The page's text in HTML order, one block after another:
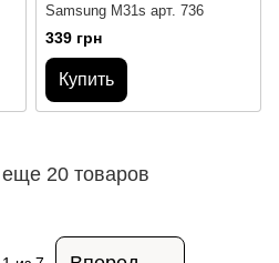
Samsung M31s арт. 736
339 грн
Купить
еще 20 товаров